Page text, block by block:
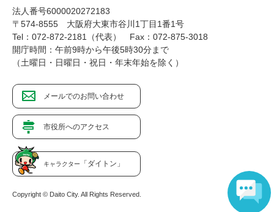
法人番号6000020272183
〒574-8555 大阪府大東市谷川1丁目1番1号
Tel：072-872-2181（代表）
Fax：072-875-3018
開庁時間：午前9時から午後5時30分まで
（土曜日・日曜日・祝日・年末年始を除く）
メールでのお問い合わせ
市役所へのアクセス
キャラクター 「ダイトン」
Copyright © Daito City. All Rights Reserved.